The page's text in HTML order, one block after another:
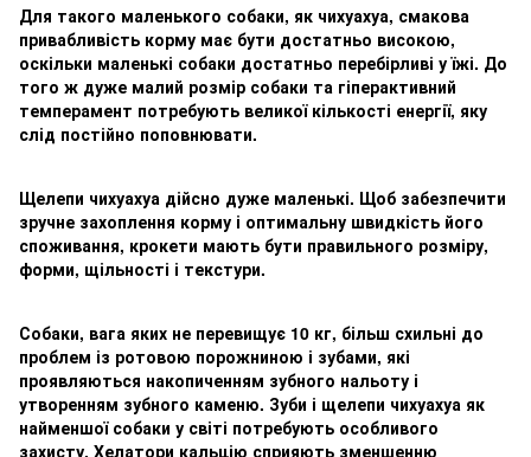
Для такого маленького собаки, як чихуахуа, смакова
привабливість корму має бути достатньо високою,
оскільки маленькі собаки достатньо перебірливі у їжі. До
того ж дуже малий розмір собаки та гіперактивний
темперамент потребують великої кількості енергії, яку
слід постійно поповнювати.
Щелепи чихуахуа дійсно дуже маленькі. Щоб забезпечити
зручне захоплення корму і оптимальну швидкість його
споживання, крокети мають бути правильного розміру,
форми, щільності і текстури.
Собаки, вага яких не перевищує 10 кг, більш схильні до
проблем із ротовою порожниною і зубами, які
проявляються накопиченням зубного нальоту і
утворенням зубного каменю. Зуби і щелепи чихуахуа як
найменшої собаки у світі потребують особливого
захисту. Хелатори кальцію сприяють зменшенню